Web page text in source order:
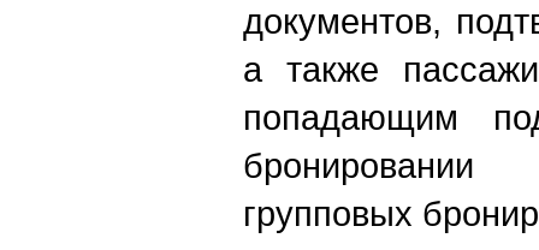
документов,
а также
попадающим
групповых